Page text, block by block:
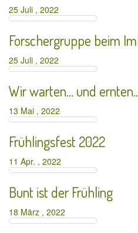
25 Juli , 2022
Forschergruppe beim
25 Juli , 2022
Wir warten… und ernten..
13 Mai , 2022
Frühlingsfest 2022
11 Apr. , 2022
Bunt ist der Frühling
18 März , 2022